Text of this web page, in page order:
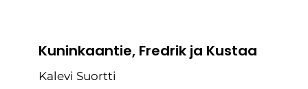
Kuninkaantie, Fredrik ja Kustaa
Kalevi Suortti